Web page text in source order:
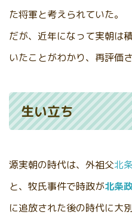
た将軍と考えられていた。
だが、近年になって実朝は
いたことがわかり、再評価
生い立ち
源実朝の時代は、外祖父北
と、牧氏事件で時政が北条
に追放された後の時代に大別